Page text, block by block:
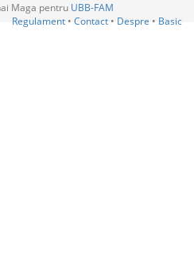
Maga pentru UBB-FAM
Regulament • Contact • Despre • Basic